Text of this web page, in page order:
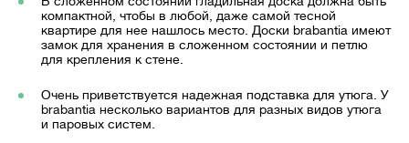
компактной, чтобы в любой, даже самой тесной
квартире для нее нашлось место. Доски brabantia имеют
замок для хранения в сложенном состоянии и петлю
для крепления к стене.
Очень приветствуется надежная подставка для утюга. У
brabantia несколько вариантов для разных видов утюга
и паровых систем.